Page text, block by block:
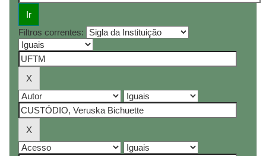
Filtros correntes: